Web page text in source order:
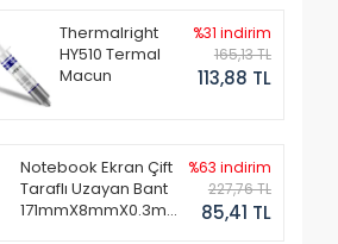
Thermalright
HY510 Termal
Macun
%31 indirim
165,13 TL
113,88 TL
Notebook Ekran Çift
Taraflı Uzayan Bant
171mmX8mmX0.3mm
%63 indirim
227,76 TL
85,41 TL